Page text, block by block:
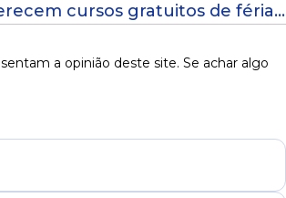
cursos gratuitos de férias;
a opinião deste site. Se achar algo